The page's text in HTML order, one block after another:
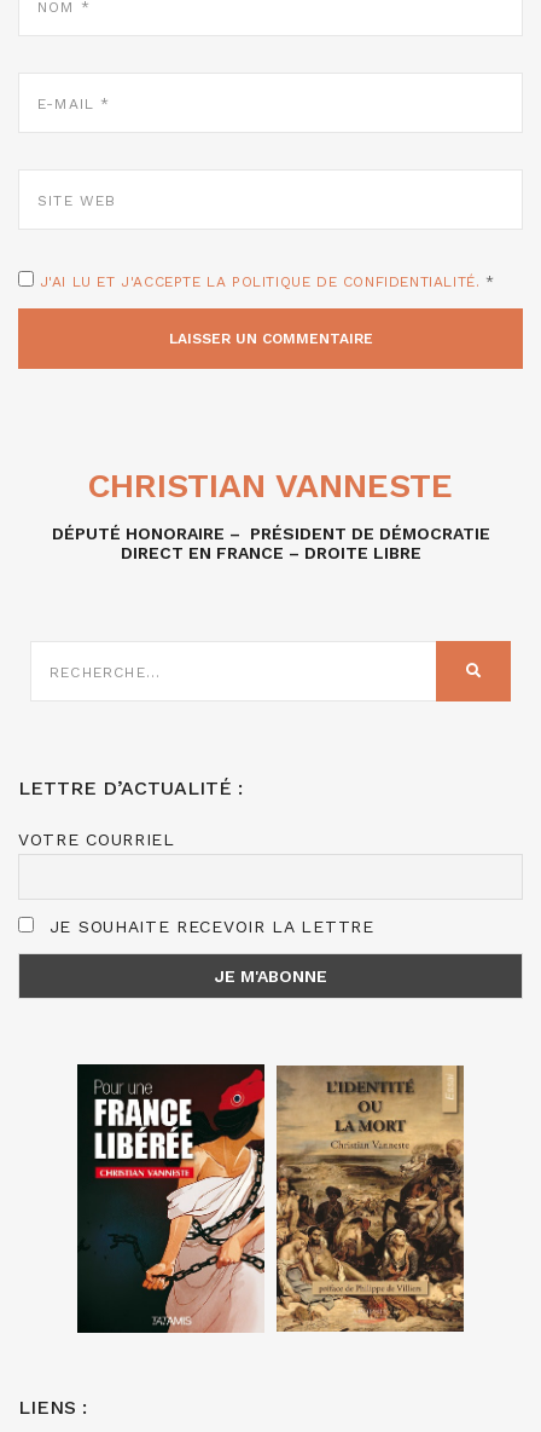
MAIL
WEB
J'AI LU ET J'ACCEPTE LA POLITIQUE DE CONFIDENTIALITÉ. *
CHRISTIAN VANNESTE
DÉPUTÉ HONORAIRE – PRÉSIDENT DE DÉMOCRATIE
DIRECT EN FRANCE – DROITE LIBRE
SUR
LETTRE D’ACTUALITÉ :
VOTRE COURRIEL
JE SOUHAITE RECEVOIR LA LETTRE
LIENS :